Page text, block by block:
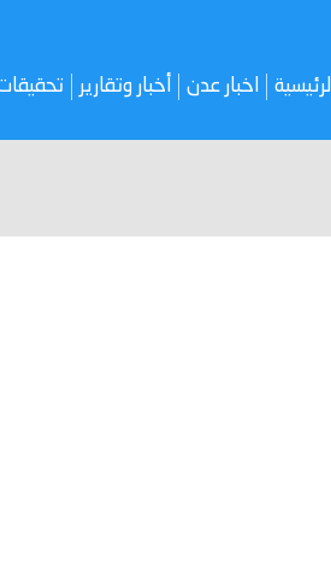
الرئيسية اخبار عدن أخبار وتقارير